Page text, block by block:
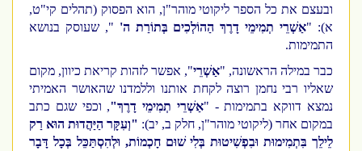
ובעצם את כל הספר ליקוטי מוהר"ן, הוא הפסוק (תהלים קי"ט,
א): "אַשְׁרֵי תְמִימֵי דָרֶךְ הַהוֹלְכִים בְּתוֹרַת ה'", שעוסק בנושא
התמימות.
כבר במילה הראשונה, "אַשְׁרֵי", אפשר לזהות קריאת כיוון, מקום
שאליו רבי נחמן רוצה לקחת אותנו וללמדנו שהאושר האמיתי
נמצא דווקא בתמימות - "אַשְׁרֵי תְמִימֵי דָרֶךְ", וכפי שגם כתב
במקום אחר (ליקוטי מוהר"ן, חלק ב, יב):"וְעִקָּר הַיַּהֲדוּת הוּא רַק
לֵילֵך בִּתְמִימוּת וּבִפְשִׁיטוּת בְּלִי שׁוּם חָכְמוֹת, וּלְהִסְתַּכֵּל בְּכָל דָּבָר